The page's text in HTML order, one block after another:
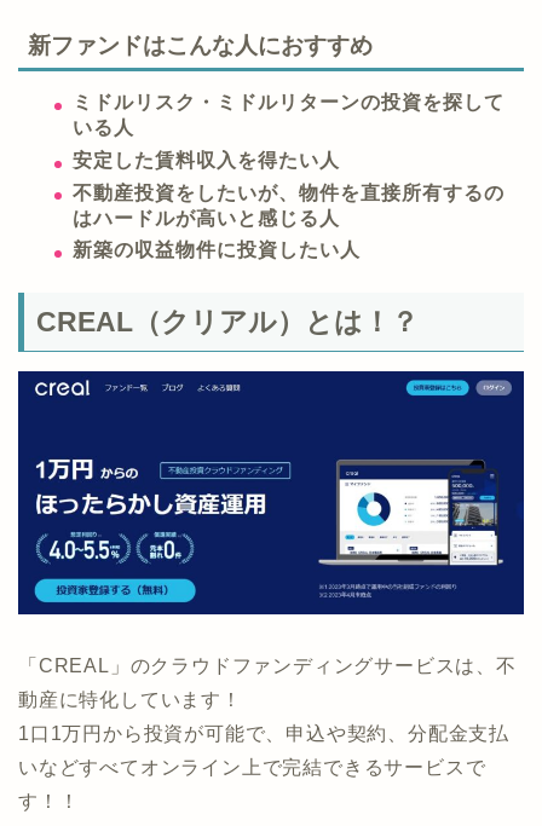
新ファンドはこんな人におすすめ
ミドルリスク・ミドルリターンの投資を探して
いる人
安定した賃料収入を得たい人
不動産投資をしたいが、物件を直接所有するの
はハードルが高いと感じる人
新築の収益物件に投資したい人
CREAL（クリアル）とは！？
「CREAL」のクラウドファンディングサービスは、不
動産に特化しています！
1口1万円から投資が可能で、申込や契約、分配金支払
いなどすべてオンライン上で完結できるサービスで
す！！